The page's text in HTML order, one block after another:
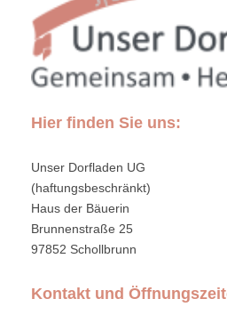
Hier finden Sie uns:
Unser Dorfladen UG
(haftungsbeschränkt)
Haus der Bäuerin
Brunnenstraße 25
97852 Schollbrunn
Kontakt und